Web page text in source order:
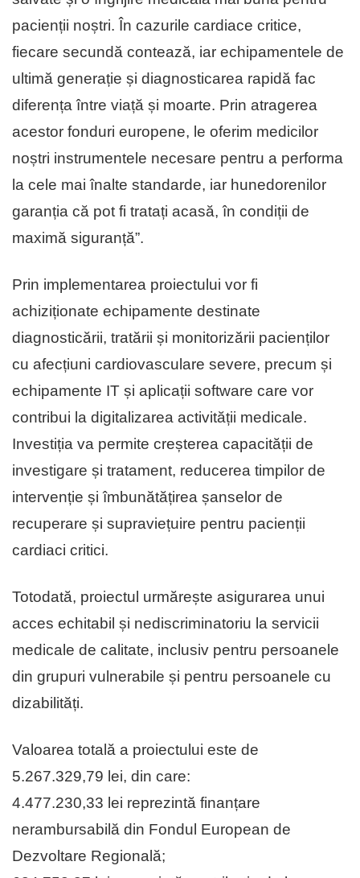
pacienții noștri. În cazurile cardiace critice,
fiecare secundă contează, iar echipamentele de
ultimă generație și diagnosticarea rapidă fac
diferența între viață și moarte. Prin atragerea
acestor fonduri europene, le oferim medicilor
noștri instrumentele necesare pentru a performa
la cele mai înalte standarde, iar hunedorenilor
garanția că pot fi tratați acasă, în condiții de
maximă siguranță”.
Prin implementarea proiectului vor fi
achiziționate echipamente destinate
diagnosticării, tratării și monitorizării pacienților
cu afecțiuni cardiovasculare severe, precum și
echipamente IT și aplicații software care vor
contribui la digitalizarea activității medicale.
Investiția va permite creșterea capacității de
investigare și tratament, reducerea timpilor de
intervenție și îmbunătățirea șanselor de
recuperare și supraviețuire pentru pacienții
cardiaci critici.
Totodată, proiectul urmărește asigurarea unui
acces echitabil și nediscriminatoriu la servicii
medicale de calitate, inclusiv pentru persoanele
din grupuri vulnerabile și pentru persoanele cu
dizabilități.
Valoarea totală a proiectului este de
5.267.329,79 lei, din care:
4.477.230,33 lei reprezintă finanțare
nerambursabilă din Fondul European de
Dezvoltare Regională;